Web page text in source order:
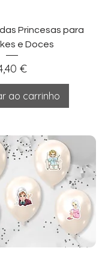
Princesas para
e Doces
€
ao carrinho